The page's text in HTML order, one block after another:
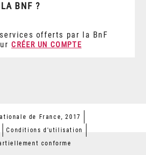
BNF ?
offerts par la BnF
CRÉER UN COMPTE
de France, 2017
Conditions d'utilisation
conforme